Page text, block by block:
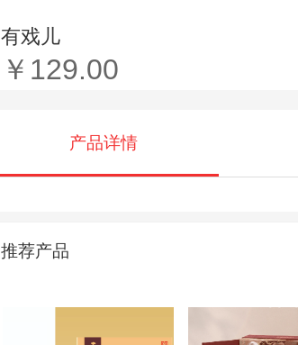
有戏儿
￥129.00
产品详情
推荐产品